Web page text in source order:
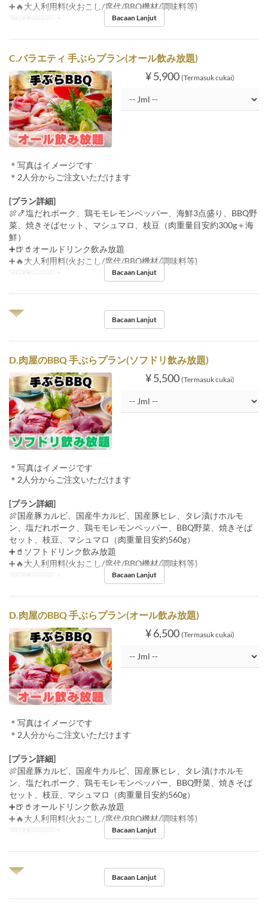
➕🔥大人利用料(火おこし/席代/BBQ機材/調味料等)
Had Pesanan 2 ~ Bacaan Lanjut
C.バラエティ 手ぶらプラン(オール飲み放題)
¥ 5,900 (Termasuk cukai)
＊写真はイメージです
＊2人分からご注文いただけます
[プラン詳細]
🍖🍤塩だれポーク、鶏モモレモンペッパー、海鮮3点盛り、BBQ野
菜、焼きそばセット、マシュマロ、枝豆（肉重量目安約300g＋海
鮮）
➕🍺🥤オールドリンク飲み放題
➕🔥大人利用料(火おこし/席代/BBQ機材/調味料等)
Had Pesanan 2 ~ Bacaan Lanjut
◥◤
Bacaan Lanjut
D.肉屋のBBQ 手ぶらプラン(ソフドリ飲み放題)
¥ 5,500 (Termasuk cukai)
＊写真はイメージです
＊2人分からご注文いただけます
[プラン詳細]
🍖国産豚カルビ、国産牛カルビ、国産豚ヒレ、タレ漬けホルモ
ン、塩だれポーク、鶏モモレモンペッパー、BBQ野菜、焼きそば
セット、枝豆、マシュマロ（肉重量目安約560g）
➕🥤ソフトドリンク飲み放題
➕🔥大人利用料(火おこし/席代/BBQ機材/調味料等)
Had Pesanan 2 ~ Bacaan Lanjut
D.肉屋のBBQ 手ぶらプラン(オール飲み放題)
¥ 6,500 (Termasuk cukai)
＊写真はイメージです
＊2人分からご注文いただけます
[プラン詳細]
🍖国産豚カルビ、国産牛カルビ、国産豚ヒレ、タレ漬けホルモ
ン、塩だれポーク、鶏モモレモンペッパー、BBQ野菜、焼きそば
セット、枝豆、マシュマロ（肉重量目安約560g）
➕🍺🥤オールドリンク飲み放題
➕🔥大人利用料(火おこし/席代/BBQ機材/調味料等)
Had Pesanan 2 ~ Bacaan Lanjut
◥◤
Bacaan Lanjut